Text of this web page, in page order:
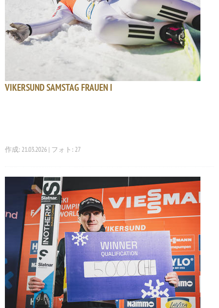
VIKERSUND SAMSTAG FRAUEN I
作成: 21.03.2026 | フォト: 27